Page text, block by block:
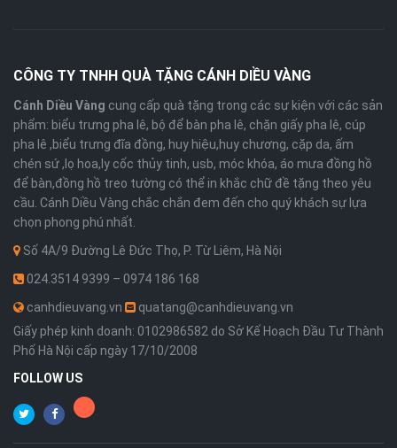
CÔNG TY TNHH QUÀ TẶNG CÁNH DIỀU VÀNG
Cánh Diều Vàng cung cấp quà tặng trong các sự kiện với các sản
phẩm: biểu trưng pha lê, bộ để bàn pha lê, chặn giấy pha lê, cúp
pha lê ,biểu trưng đĩa đồng, huy hiệu,huy chương, cặp da, ấm
chén sứ ,lọ hoa,ly cốc thủy tinh, usb, móc khóa, áo mưa đồng hồ
để bàn,đồng hồ treo tường có thể in khắc chữ đề tặng theo yêu
cầu. Cánh Diều Vàng chắc chắn đem đến cho quý khách sự lựa
chọn phong phú nhất.
Số 4A/9 Đường Lê Đức Thọ, P. Từ Liêm, Hà Nội
024.3514 9399 – 0974 186 168
canhdieuvang.vn
quatang@canhdieuvang.vn
Giấy phép kinh doanh: 0102986582 do Sở Kế Hoạch Đầu Tư Thành
Phố Hà Nội cấp ngày 17/10/2008
FOLLOW US